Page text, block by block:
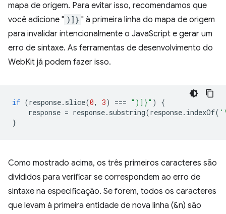
mapa de origem. Para evitar isso, recomendamos que
você adicione " )]} " à primeira linha do mapa de origem
para invalidar intencionalmente o JavaScript e gerar um
erro de sintaxe. As ferramentas de desenvolvimento do
WebKit já podem fazer isso.
if (response. slice(0, 3) === ")]}" )
{
response = response. substring(response. indexOf(
}
Como mostrado acima, os três primeiros caracteres são
divididos para verificar se correspondem ao erro de
sintaxe na especificação. Se forem, todos os caracteres
que levam à primeira entidade de nova linha (&n) são